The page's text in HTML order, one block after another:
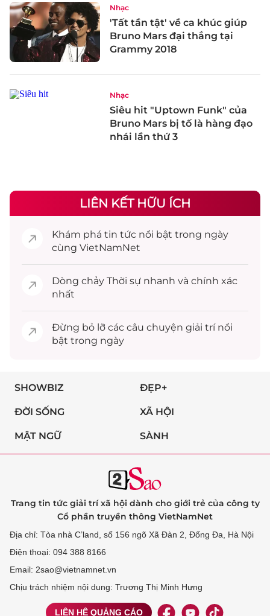
Nhạc
'Tất tần tật' về ca khúc giúp
Bruno Mars đại thắng tại
Grammy 2018
Nhạc
Siêu hit "Uptown Funk" của
Bruno Mars bị tố là hàng đạo
nhái lần thứ 3
LIÊN KẾT HỮU ÍCH
Khám phá tin tức nổi bật trong ngày
cùng VietNamNet
Dòng chảy Thời sự nhanh và chính xác
nhất
Đừng bỏ lỡ các câu chuyện giải trínổi
bật trong ngày
SHOWBIZ ĐẸP+
ĐỜI SỐNG XÃ HỘI
MẬT NGỮ SÀNH
Trang tin tức giải trí xã hội dành cho giới trẻ của công ty
Cổ phần truyền thông VietNamNet
Địa chỉ: Tòa nhà C’land, số 156 ngõ Xã Đàn 2, Đống Đa, Hà Nội
Điện thoại: 094 388 8166
Email: 2sao@vietnamnet.vn
Chịu trách nhiệm nội dung: Trương Thị Minh Hưng
LIÊN HỆ QUẢNG CÁO